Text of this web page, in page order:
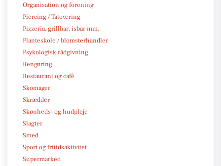
Organisation og forening
Piercing / Tatovering
Pizzeria, grillbar, isbar mm.
Planteskole / blomsterhandler
Psykologisk rådgivning
Rengøring
Restaurant og café
Skomager
Skrædder
Skønheds- og hudpleje
Slagter
Smed
Sport og fritidsaktivitet
Supermarked